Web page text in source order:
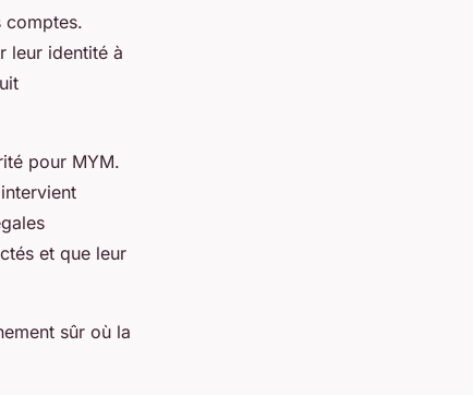
comptes.
leur identité à
pour MYM.
et que leur
sûr où la